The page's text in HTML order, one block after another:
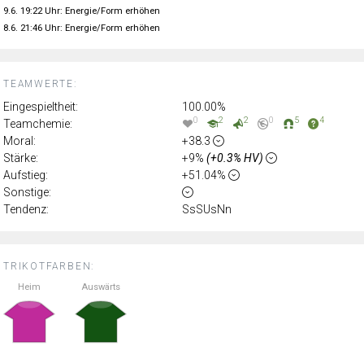
TRIKOTFARBEN:
Heim Auswärts
TEAMWERTE:
Eingespieltheit:
100.00%
Teamchemie:
0 2 2 0 5 4
Moral:
+38.3
Stärke:
+9% (+0.3% HV)
Aufstieg:
+51.04%
Sonstige:
Tendenz:
SsSUsNn
9.6. 19:22 Uhr: Energie/Form erhöhen
8.6. 21:46 Uhr: Energie/Form erhöhen